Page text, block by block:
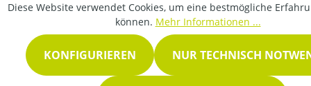
Diese Website verwendet Cookies, um eine bestmögliche
können. Mehr Informationen ...
NUR TECHNISCH
KONFIGURIEREN